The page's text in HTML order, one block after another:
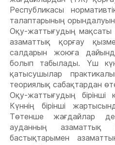
Республикасы
талаптарының
Оқу-жаттығудың мақсаты
азаматтық қорғау
салдарын жоюға
болып табылады. Үш күн
қатысушылар
теориялық сабақтардан
Оқу-жаттығудың бірінші
Күннің бірінші
Төтенше жағдайлар
ауданның азаматтық
бастықтарымен